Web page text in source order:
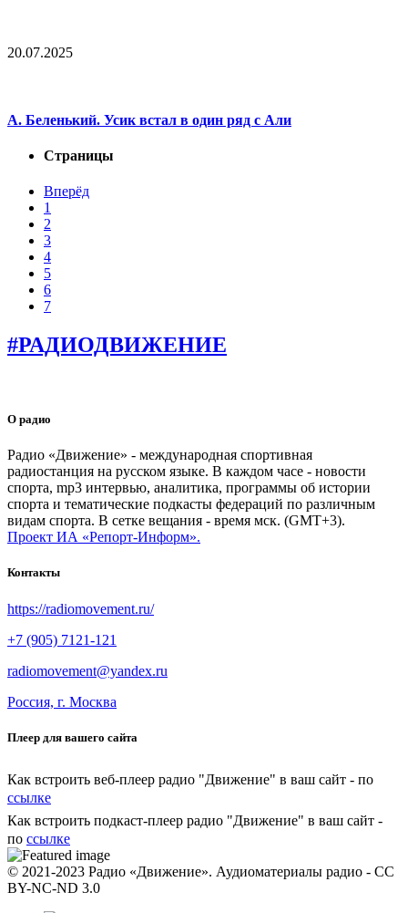
20.07.2025
А. Беленький. Усик встал в один ряд с Али
Страницы
Вперёд
1
2
3
4
5
6
7
#РАДИОДВИЖЕНИЕ
О радио
Радио «Движение» - международная спортивная
радиостанция на русском языке. В каждом часе - новости
спорта, mp3 интервью, аналитика, программы об истории
спорта и тематические подкасты федераций по различным
видам спорта. В сетке вещания - время мск. (GMT+3).
Проект ИА «Репорт-Информ».
Контакты
https://radiomovement.ru/
+7 (905) 7121-121
radiomovement@yandex.ru
Россия, г. Москва
Плеер для вашего сайта
Как встроить веб-плеер радио "Движение" в ваш сайт - по
ссылке
Как встроить подкаст-плеер радио "Движение" в ваш сайт -
по ссылке
© 2021-2023 Радио «Движение». Аудиоматериалы радио - CC
BY-NC-ND 3.0